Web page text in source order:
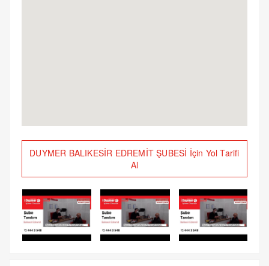
DUYMER BALIKESİR EDREMİT ŞUBESİ İçin Yol Tarifi
Al